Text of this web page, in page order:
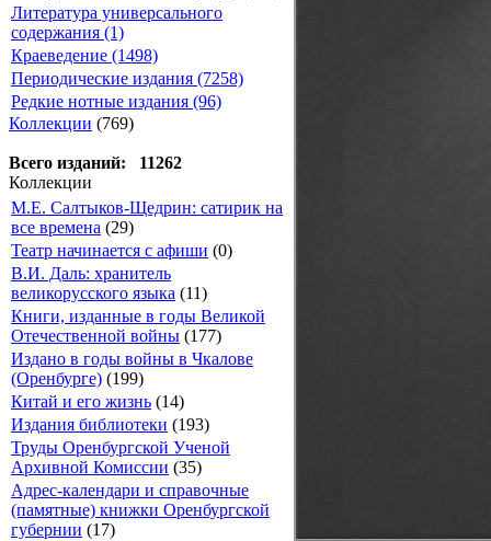
Литература универсального
содержания (1)
Краеведение (1498)
Периодические издания (7258)
Редкие нотные издания (96)
Коллекции (769)
Всего изданий: 11262
Коллекции
М.Е. Салтыков-Щедрин: сатирик на
все времена (29)
Театр начинается с афиши (0)
В.И. Даль: хранитель
великорусского языка (11)
Книги, изданные в годы Великой
Отечественной войны (177)
Издано в годы войны в Чкалове
(Оренбурге) (199)
Китай и его жизнь (14)
Издания библиотеки (193)
Труды Оренбургской Ученой
Архивной Комиссии (35)
Адрес-календари и справочные
(памятные) книжки Оренбургской
губернии (17)